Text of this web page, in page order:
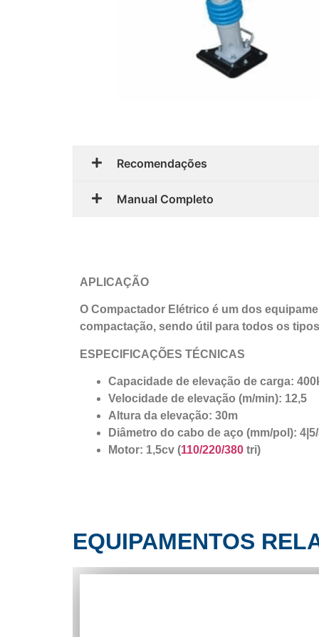
Recomendações
Manual Completo
APLICAÇÃO
O Compactador Elétrico é um dos
compactação, sendo útil para todos os
ESPECIFICAÇÕES TÉCNICAS
Capacidade de elevação de carga:
Velocidade de elevação (m/min): 12,5
Altura da elevação: 30m
Diâmetro do cabo de aço (mm/pol):
Motor: 1,5cv (110/220/380 tri)
EQUIPAMENTOS